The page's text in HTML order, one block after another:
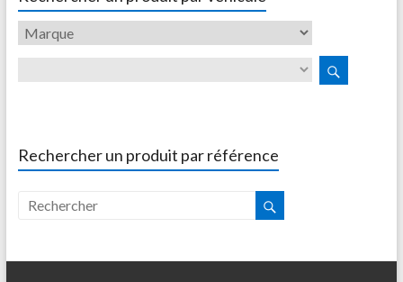
Rechercher un produit par référence